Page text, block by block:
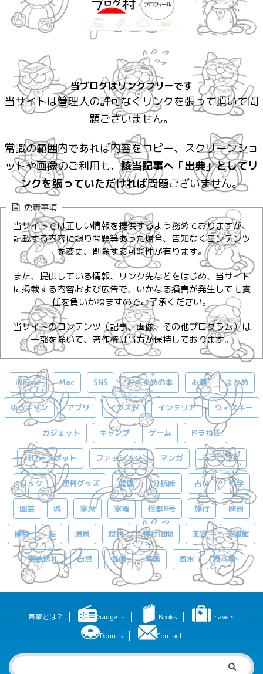
当ブログはリンクフリーです
当サイトは管理人の許可なくリンクを張って頂いて問
題ございません。
常識の範囲内であれば内容をコピー、スクリーンショ
ットや画像のご利用も、該当記事へ「出典」としてリ
ンクを張っていただければ問題ございません。
免責事項
当サイトでは正しい情報を提供するよう務めておりますが、
記載する内容に誤り問題等あった場合、告知なくコンテンツ
を変更、削除する可能性が有ります。
また、提供している情報、リンク先などをはじめ、当サイト
に掲載する内容および広告で、いかなる損害が発生しても責
任を負いかねますのでご了承ください。
当サイトのコンテンツ（記事、画像、その他プログラム）は
一部を除いて、著作権は当方が保持しております。
iPhone Mac SNS おすすめの本 お酒 まとめ
ゆるキャン アプリ イラスト インテリア ウィスキー
ガジェット キャンプ ゲーム ドラねこ
パワースポット ファッション マンガ ランニング
ロック 便利グッズ 健康 分杭峠 占い 哲学
園芸 城 家具 家電 怪獣8号 旅行 映画
植物 海 温泉 瞑想 神社仏閣 美容 美術館
聖地巡礼 自然 芸術 音楽 風水 食べ物
吾輩とは？ Gadgets Books
Travels
Donuts
Contact